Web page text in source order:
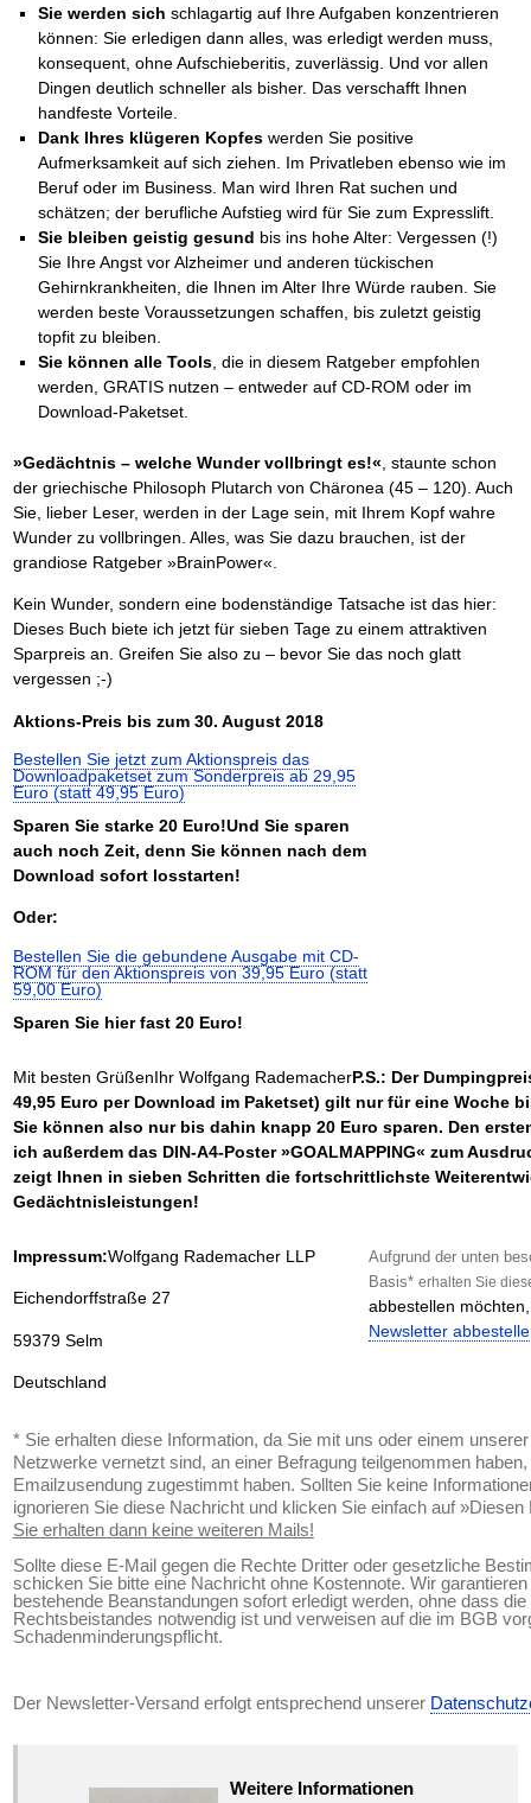
Sie werden sich schlagartig auf Ihre Aufgaben konzentrieren
können: Sie erledigen dann alles, was erledigt werden muss,
konsequent, ohne Aufschieberitis, zuverlässig. Und vor allen
Dingen deutlich schneller als bisher. Das verschafft Ihnen
handfeste Vorteile.
Dank Ihres klügeren Kopfes werden Sie positive
Aufmerksamkeit auf sich ziehen. Im Privatleben ebenso wie im
Beruf oder im Business. Man wird Ihren Rat suchen und
schätzen; der berufliche Aufstieg wird für Sie zum Expresslift.
Sie bleiben geistig gesund bis ins hohe Alter: Vergessen (!)
Sie Ihre Angst vor Alzheimer und anderen tückischen
Gehirnkrankheiten, die Ihnen im Alter Ihre Würde rauben. Sie
werden beste Voraussetzungen schaffen, bis zuletzt geistig
topfit zu bleiben.
Sie können alle Tools, die in diesem Ratgeber empfohlen
werden, GRATIS nutzen – entweder auf CD-ROM oder im
Download-Paketset.
»Gedächtnis – welche Wunder vollbringt es!« , staunte schon
der griechische Philosoph Plutarch von Chäronea (45 – 120). Auch
Sie, lieber Leser, werden in der Lage sein, mit Ihrem Kopf wahre
Wunder zu vollbringen. Alles, was Sie dazu brauchen, ist der
grandiose Ratgeber »BrainPower«.
Kein Wunder, sondern eine bodenständige Tatsache ist das hier:
Dieses Buch biete ich jetzt für sieben Tage zu einem attraktiven
Sparpreis an. Greifen Sie also zu – bevor Sie das noch glatt
vergessen ;-)
Aktions-Preis bis zum 30. August 2018
Bestellen Sie jetzt zum Aktionspreis das
Downloadpaketset zum Sonderpreis ab 29,95
Euro (statt 49,95 Euro)
Sparen Sie starke 20 Euro!Und Sie sparen
auch noch Zeit, denn Sie können nach dem
Download sofort losstarten!
Oder:
Bestellen Sie die gebundene Ausgabe mit CD-
ROM für den Aktionspreis von 39,95 Euro (statt
59,00 Euro)
Sparen Sie hier fast 20 Euro!
Mit besten GrüßenIhr Wolfgang RademacherP.S.: Der
49,95 Euro per Download im Paketset) gilt nur für eine Woche
Sie können also nur bis dahin knapp 20 Euro sparen. Den
ich außerdem das DIN-A4-Poster »GOALMAPPING« zum
zeigt Ihnen in sieben Schritten die fortschrittlichste
Gedächtnisleistungen!
Impressum:Wolfgang Rademacher LLP
Eichendorffstraße 27
59379 Selm
Deutschland
Aufgrund der unten
Basis* erhalten Sie
abbestellen
Newsletter
* Sie erhalten diese Information, da Sie mit uns oder einem
Netzwerke vernetzt sind, an einer Befragung teilgenommen
Emailzusendung zugestimmt haben. Sollten Sie keine
ignorieren Sie diese Nachricht und klicken Sie einfach auf
Sie erhalten dann keine weiteren Mails!
Sollte diese E-Mail gegen die Rechte Dritter oder gesetzliche
schicken Sie bitte eine Nachricht ohne Kostennote. Wir
bestehende Beanstandungen sofort erledigt werden, ohne dass
Rechtsbeistandes notwendig ist und verweisen auf die im BGB
Schadenminderungspflicht.
Der Newsletter-Versand erfolgt entsprechend unserer
Weitere Informationen